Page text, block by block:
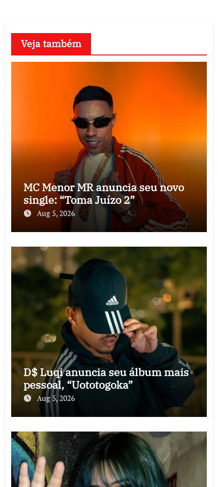
Veja também
MC Menor MR anuncia seu novo
single: “Toma Juízo 2”
Aug 5, 2026
D$ Luqi anuncia seu álbum mais
pessoal, “Uototogoka”
Aug 5, 2026